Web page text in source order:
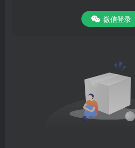
微信登录